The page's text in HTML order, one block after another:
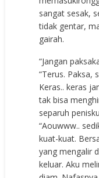
sangat sesak,
tidak gentar,
gairah.
“Jangan
“Terus. Paksa,
Keras.. keras
tak bisa
separuh
“Aouwww..
kuat-kuat.
yang mengalir
keluar. Aku